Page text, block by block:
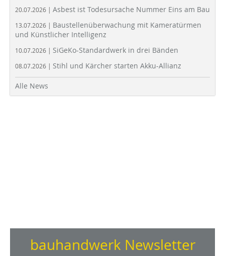
20.07.2026 | Asbest ist Todesursache Nummer Eins am Bau
13.07.2026 | Baustellenüberwachung mit Kameratürmen
und Künstlicher Intelligenz
10.07.2026 | SiGeKo-Standardwerk in drei Bänden
08.07.2026 | Stihl und Kärcher starten Akku-Allianz
Alle News
bauhandwerk Newsletter